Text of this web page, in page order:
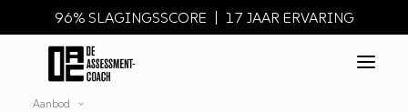
96% SLAGINGSSCORE | 17 JAAR ERVARING
Aanbod